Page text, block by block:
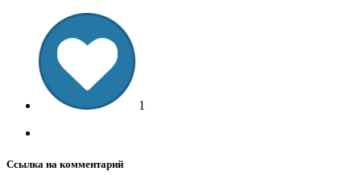
1
Ссылка на комментарий